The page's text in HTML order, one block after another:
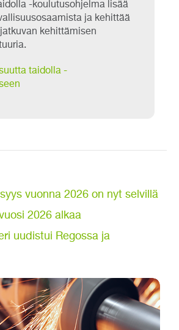
-koulutusohjelma lisää
ja kehittää
kehittämisen
taidolla -
vuonna 2026 on nyt selvillä
2026 alkaa
uudistui Regossa ja